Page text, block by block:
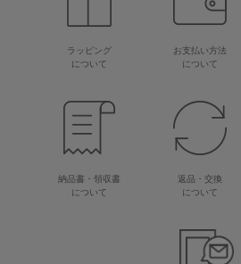
ラッピング
について
お支払い方法
について
納品書・領収書
について
返品・交換
について